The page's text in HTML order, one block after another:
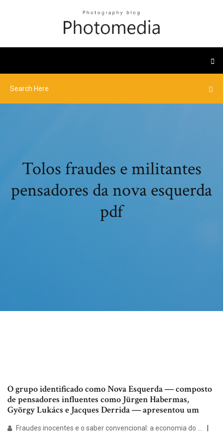
Tolos fraudes e militantes
pensadores da nova esquerda
pdf
O grupo identificado como Nova Esquerda ― composto
de pensadores influentes como Jürgen Habermas,
György Lukács e Jacques Derrida ― apresentou um
Fraudes inocentes e o saber convencional: a economia do ...